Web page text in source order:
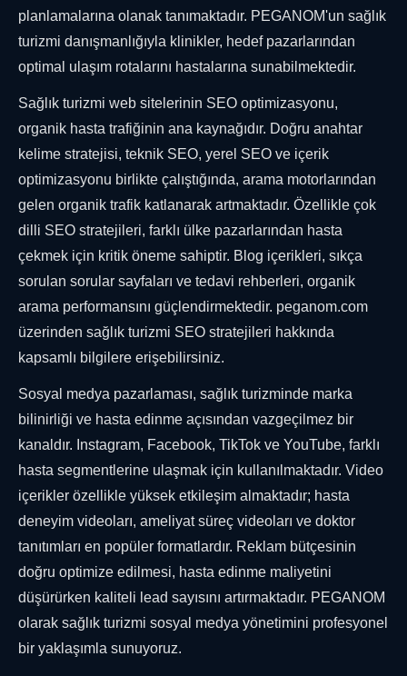
planlamalarına olanak tanımaktadır. PEGANOM'un sağlık
turizmi danışmanlığıyla klinikler, hedef pazarlarından
optimal ulaşım rotalarını hastalarına sunabilmektedir.
Sağlık turizmi web sitelerinin SEO optimizasyonu,
organik hasta trafiğinin ana kaynağıdır. Doğru anahtar
kelime stratejisi, teknik SEO, yerel SEO ve içerik
optimizasyonu birlikte çalıştığında, arama motorlarından
gelen organik trafik katlanarak artmaktadır. Özellikle çok
dilli SEO stratejileri, farklı ülke pazarlarından hasta
çekmek için kritik öneme sahiptir. Blog içerikleri, sıkça
sorulan sorular sayfaları ve tedavi rehberleri, organik
arama performansını güçlendirmektedir. peganom.com
üzerinden sağlık turizmi SEO stratejileri hakkında
kapsamlı bilgilere erişebilirsiniz.
Sosyal medya pazarlaması, sağlık turizminde marka
bilinirliği ve hasta edinme açısından vazgeçilmez bir
kanaldır. Instagram, Facebook, TikTok ve YouTube, farklı
hasta segmentlerine ulaşmak için kullanılmaktadır. Video
içerikler özellikle yüksek etkileşim almaktadır; hasta
deneyim videoları, ameliyat süreç videoları ve doktor
tanıtımları en popüler formatlardır. Reklam bütçesinin
doğru optimize edilmesi, hasta edinme maliyetini
düşürürken kaliteli lead sayısını artırmaktadır. PEGANOM
olarak sağlık turizmi sosyal medya yönetimini profesyonel
bir yaklaşımla sunuyoruz.